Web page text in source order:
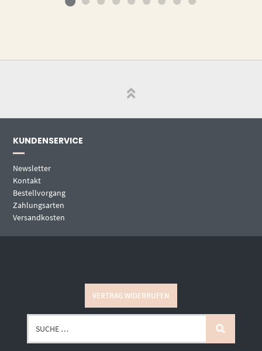
KUNDENSERVICE
Newsletter
Kontakt
Bestellvorgang
Zahlungsarten
Versandkosten
VERTRAG WIDERRUFEN